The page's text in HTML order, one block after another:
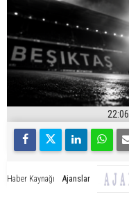
22:06
Haber Kaynağı Ajanslar